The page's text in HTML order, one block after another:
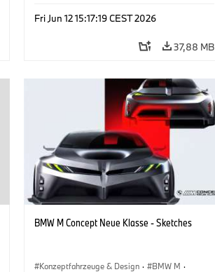
Fri Jun 12 15:17:19 CEST 2026
37,88 MB
BMW M Concept Neue Klasse - Sketches
Konzeptfahrzeuge & Design · BMW M ·